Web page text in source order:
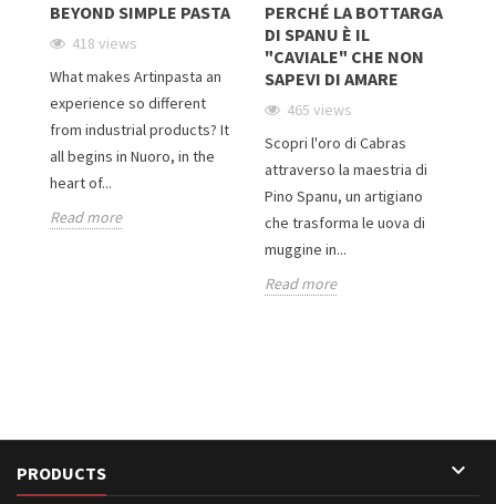
BEYOND SIMPLE PASTA
418 views
What makes Artinpasta an
experience so different
from industrial products? It
all begins in Nuoro, in the
heart of...
Read more
PERCHÉ LA BOTTARGA
DI SPANU È IL
"CAVIALE" CHE NON
SAPEVI DI AMARE
465 views
Scopri l'oro di Cabras
attraverso la maestria di
Pino Spanu, un artigiano
che trasforma le uova di
muggine in...
Read more
PRODUCTS 